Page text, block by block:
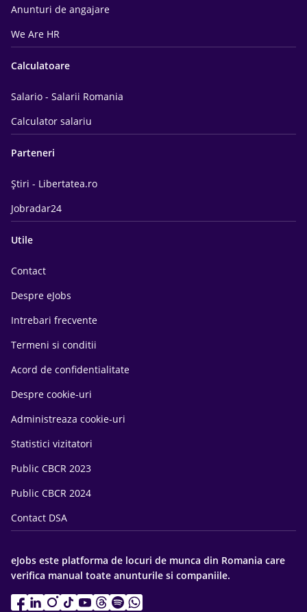
Anunturi de angajare
We Are HR
Calculatoare
Salario - Salarii Romania
Calculator salariu
Parteneri
Știri - Libertatea.ro
Jobradar24
Utile
Contact
Despre eJobs
Intrebari frecvente
Termeni si conditii
Acord de confidentialitate
Despre cookie-uri
Administreaza cookie-uri
Statistici vizitatori
Public CBCR 2023
Public CBCR 2024
Contact DSA
eJobs este platforma de locuri de munca din Romania care
verifica manual toate anunturile si companiile.